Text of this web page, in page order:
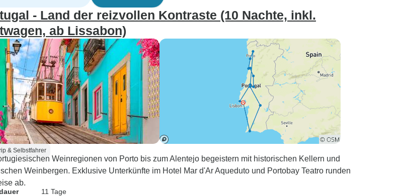
- Land der reizvollen Kontraste (10 Nachte, inkl.
ab Lissabon)
& Selbstfahrer
Weinregionen von Porto bis zum Alentejo begeistern mit historischen Kellern und
Weinbergen. Exklusive Unterkünfte im Hotel Mar d'Ar Aqueduto und Portobay Teatro runden
ab.
11 Tage